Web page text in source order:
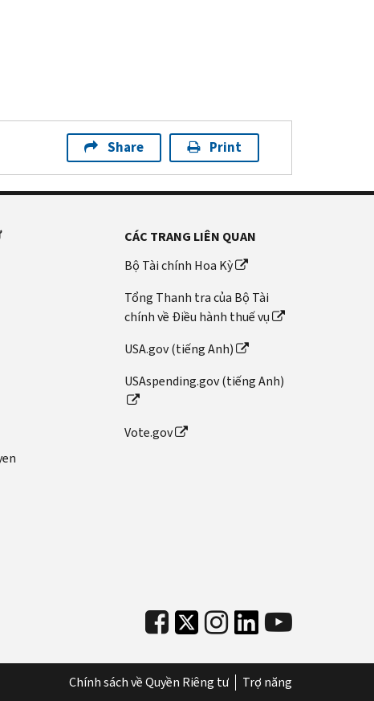
Share Print
CÁC TRANG LIÊN QUAN
Bộ Tài chính Hoa Kỳ
Tổng Thanh tra của Bộ Tài
chính về Điều hành thuế vụ
USA.gov (tiếng Anh)
USAspending.gov (tiếng Anh)
Vote.gov
Chính sách về Quyền Riêng tư Trợ năng